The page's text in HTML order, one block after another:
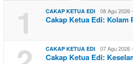
1 CAKAP KETUA EDI 08 Agu 2026
Cakap Ketua Edi: Kolam
CAKAP KETUA EDI 07 Agu 2026
Cakap Ketua Edi: